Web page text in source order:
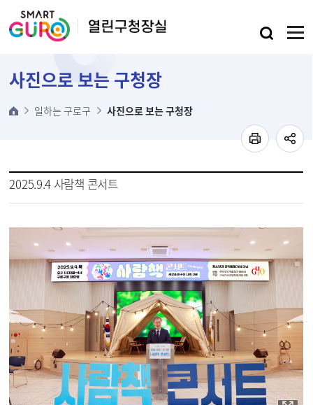
사진으로 보는 구청장
일하는 구로구 사진으로 보는 구청장
2025.9.4 사람책 콘서트